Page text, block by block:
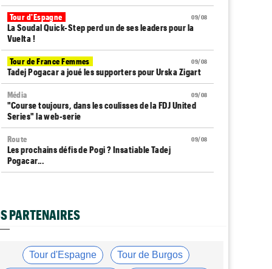
09/08
Tour d'Espagne
La Soudal Quick-Step perd un de ses leaders pour la
Vuelta !
09/08
Tour de France Femmes
Tadej Pogacar a joué les supporters pour Urska Zigart
09/08
Média
"Course toujours, dans les coulisses de la FDJ United
Series" la web-serie
09/08
Route
Les prochains défis de Pogi ? Insatiable Tadej
Pogacar...
Tour de France Femmes
Gery"
PARTENAIRES
Tour d'Espagne Tour de Burgos